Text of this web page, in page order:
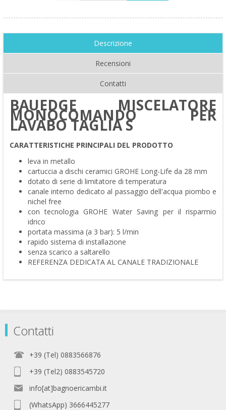
Descrizione
Recensioni
Contatti
BAUEDGE MISCELATORE
MONOCOMANDO PER
LAVABO TAGLIA S
CARATTERISTICHE PRINCIPALI DEL PRODOTTO
leva in metallo
cartuccia a dischi ceramici GROHE Long-Life da 28 mm
dotato di serie di limitatore di temperatura
canale interno dedicato al passaggio dell'acqua piombo e
nichel free
con tecnologia GROHE Water Saving per il risparmio
idrico
portata massima (a 3 bar): 5 l/min
rapido sistema di installazione
senza scarico a saltarello
REFERENZA DEDICATA AL CANALE TRADIZIONALE
Contatti
+39 (Tel) 0883566876
+39 (Tel2) 0883545720
info[at]bagnoericambi.it
(WhatsApp) 3666445277